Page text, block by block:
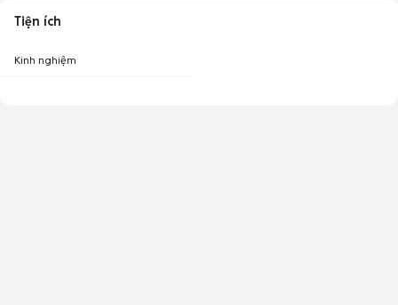
Tiện ích
Kinh nghiệm